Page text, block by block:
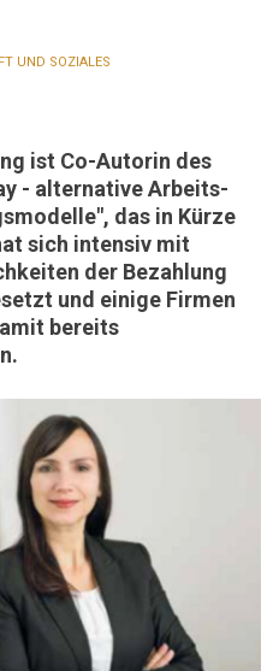
UND SOZIALES
ist Co-Autorin des
- alternative Arbeits-
das in Kürze
sich intensiv mit
der Bezahlung
und einige Firmen
bereits